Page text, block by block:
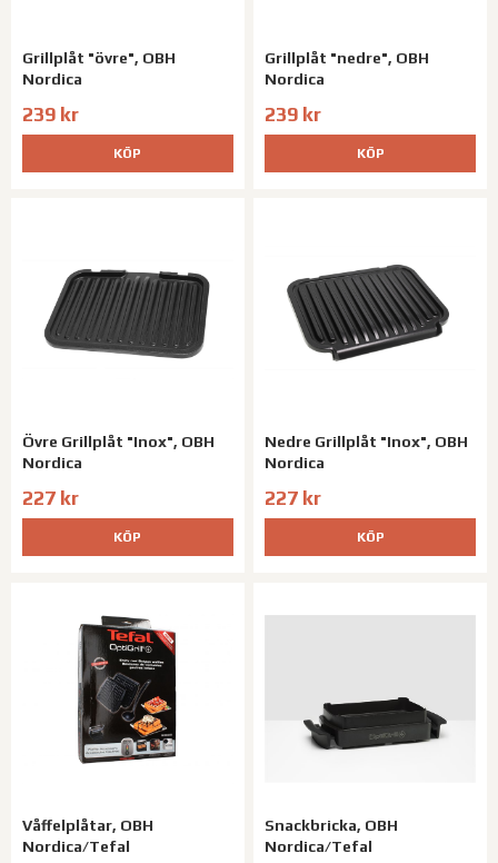
Grillplåt "övre", OBH
Nordica
239 kr
KÖP
Grillplåt "nedre", OBH
Nordica
239 kr
KÖP
Övre Grillplåt "Inox", OBH
Nordica
227 kr
KÖP
Nedre Grillplåt "Inox", OBH
Nordica
227 kr
KÖP
Våffelplåtar, OBH
Nordica/Tefal
Snackbricka, OBH
Nordica/Tefal